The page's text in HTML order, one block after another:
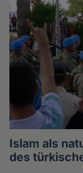
Islam als
des